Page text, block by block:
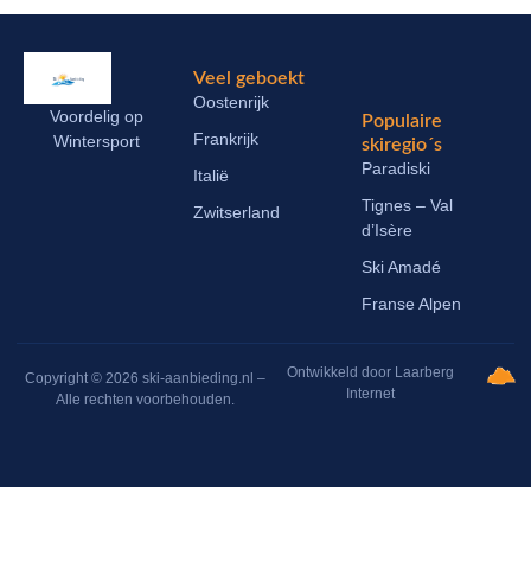
Voordelig op
Wintersport
Veel geboekt
Oostenrijk
Frankrijk
Italië
Zwitserland
Populaire
skiregio´s
Paradiski
Tignes – Val
d’Isère
Ski Amadé
Franse Alpen
Copyright © 2026 ski-aanbieding.nl –
Alle rechten voorbehouden.
Ontwikkeld door Laarberg
Internet